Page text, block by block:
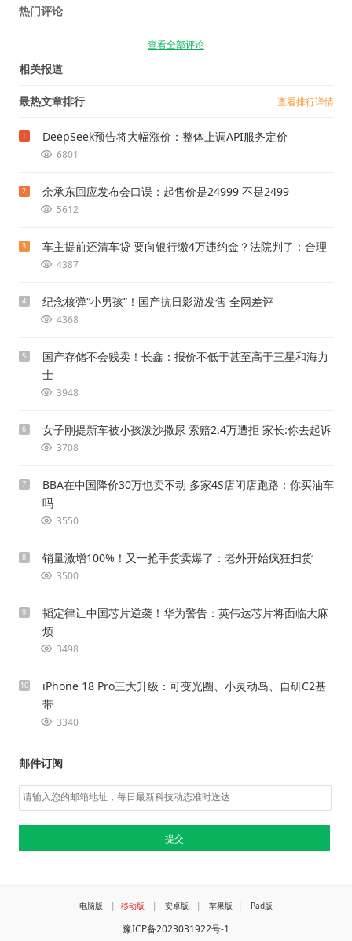
热门评论
查看全部评论
相关报道
最热文章排行 查看排行详情
1 DeepSeek预告将大幅涨价：整体上调API服务定价
6801
2 余承东回应发布会口误：起售价是24999 不是2499
5612
3 车主提前还清车贷 要向银行缴4万违约金？法院判了：合理
4387
4 纪念核弹“小男孩”！国产抗日影游发售 全网差评
4368
5
国产存储不会贱卖！长鑫：报价不低于甚至高于三星和海力
士
3948
6 女子刚提新车被小孩泼沙撒尿 索赔2.4万遭拒 家长:你去起诉
3708
7
BBA在中国降价30万也卖不动 多家4S店闭店跑路：你买油车
吗
3550
8 销量激增100%！又一抢手货卖爆了：老外开始疯狂扫货
3500
9
韬定律让中国芯片逆袭！华为警告：英伟达芯片将面临大麻
烦
3498
10
iPhone 18 Pro三大升级：可变光圈、小灵动岛、自研C2基
带
3340
邮件订阅
电脑版 | 移动版 | 安卓版 | 苹果版 | Pad版
豫ICP备2023031922号-1